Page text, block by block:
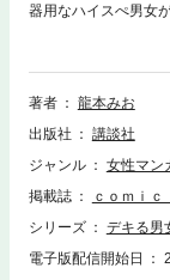
器用なハイスぺ男女
いなルックス、パー
に勤める鳥井美琴（
ック女子。しかし、
にフラれ落ち込む美
じてしまう二人は、
目 秘密２話目 実演
著者
龍本みお
出版社
講談社
ジャンル
女性マン
掲載誌
ｃｏｍｉ
シリーズ
デキる男
電子版配信開始日